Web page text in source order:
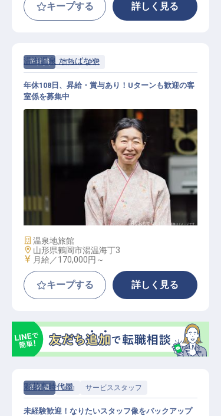
キープする 詳しく見る
正社員 宿泊 仲居
仲居 / 正社員
温海温泉 たちばなや
年休108日、昇給・賞与あり！Uターンも歓迎の客
室係を募集中
施設業態
温泉地旅館
勤務地
山形県鶴岡市湯温海丁3
給与
月給／170,000円～
キープする 詳しく見る
正社員 宿泊 サービススタッフ
彩花亭時代屋
未経験歓迎！なりたいスタッフ像をバックアップ